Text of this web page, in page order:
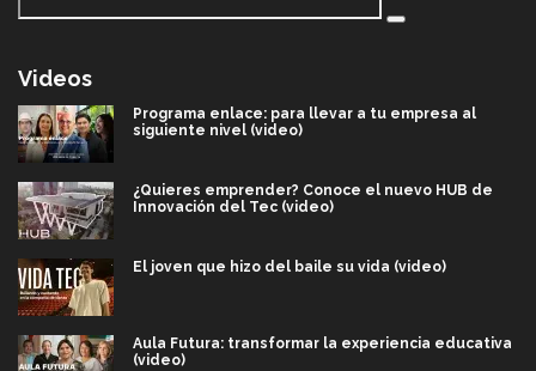
Videos
Programa enlace: para llevar a tu empresa al
siguiente nivel (video)
¿Quieres emprender? Conoce el nuevo HUB de
Innovación del Tec (video)
El joven que hizo del baile su vida (video)
Aula Futura: transformar la experiencia educativa
(video)